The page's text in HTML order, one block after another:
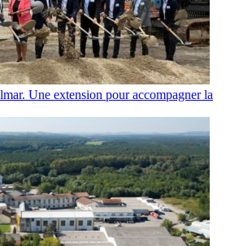
Une extension pour accompagner la